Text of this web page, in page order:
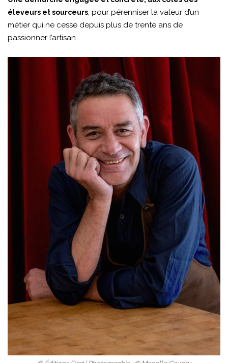
éleveurs et sourceurs, pour pérenniser la valeur d’un
métier qui ne cesse depuis plus de trente ans de
passionner l’artisan.